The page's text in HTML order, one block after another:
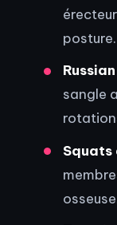
posture.
sangle
Squats